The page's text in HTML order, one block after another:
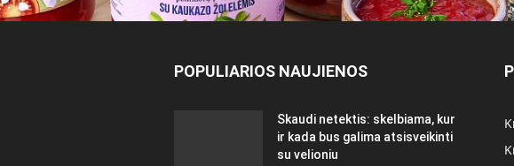
POPULIARIOS NAUJIENOS
Skaudi netektis: skelbiama, kur
ir kada bus galima atsisveikinti
su velioniu